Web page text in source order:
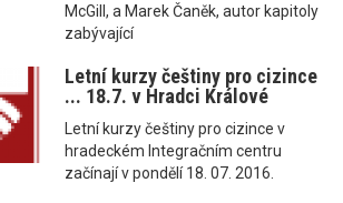
McGill, a Marek Čaněk, autor kapitoly
zabývající
Letní kurzy češtiny pro cizince
... 18.7. v Hradci Králové
Letní kurzy češtiny pro cizince v
hradeckém Integračním centru
začínají v pondělí 18. 07. 2016.